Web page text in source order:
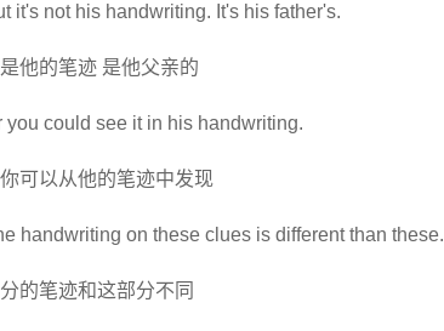
it's not his handwriting. It's his father's.
他的笔迹 是他父亲的
you could see it in his handwriting.
可以从他的笔迹中发现
handwriting on these clues is different than these.
的笔迹和这部分不同